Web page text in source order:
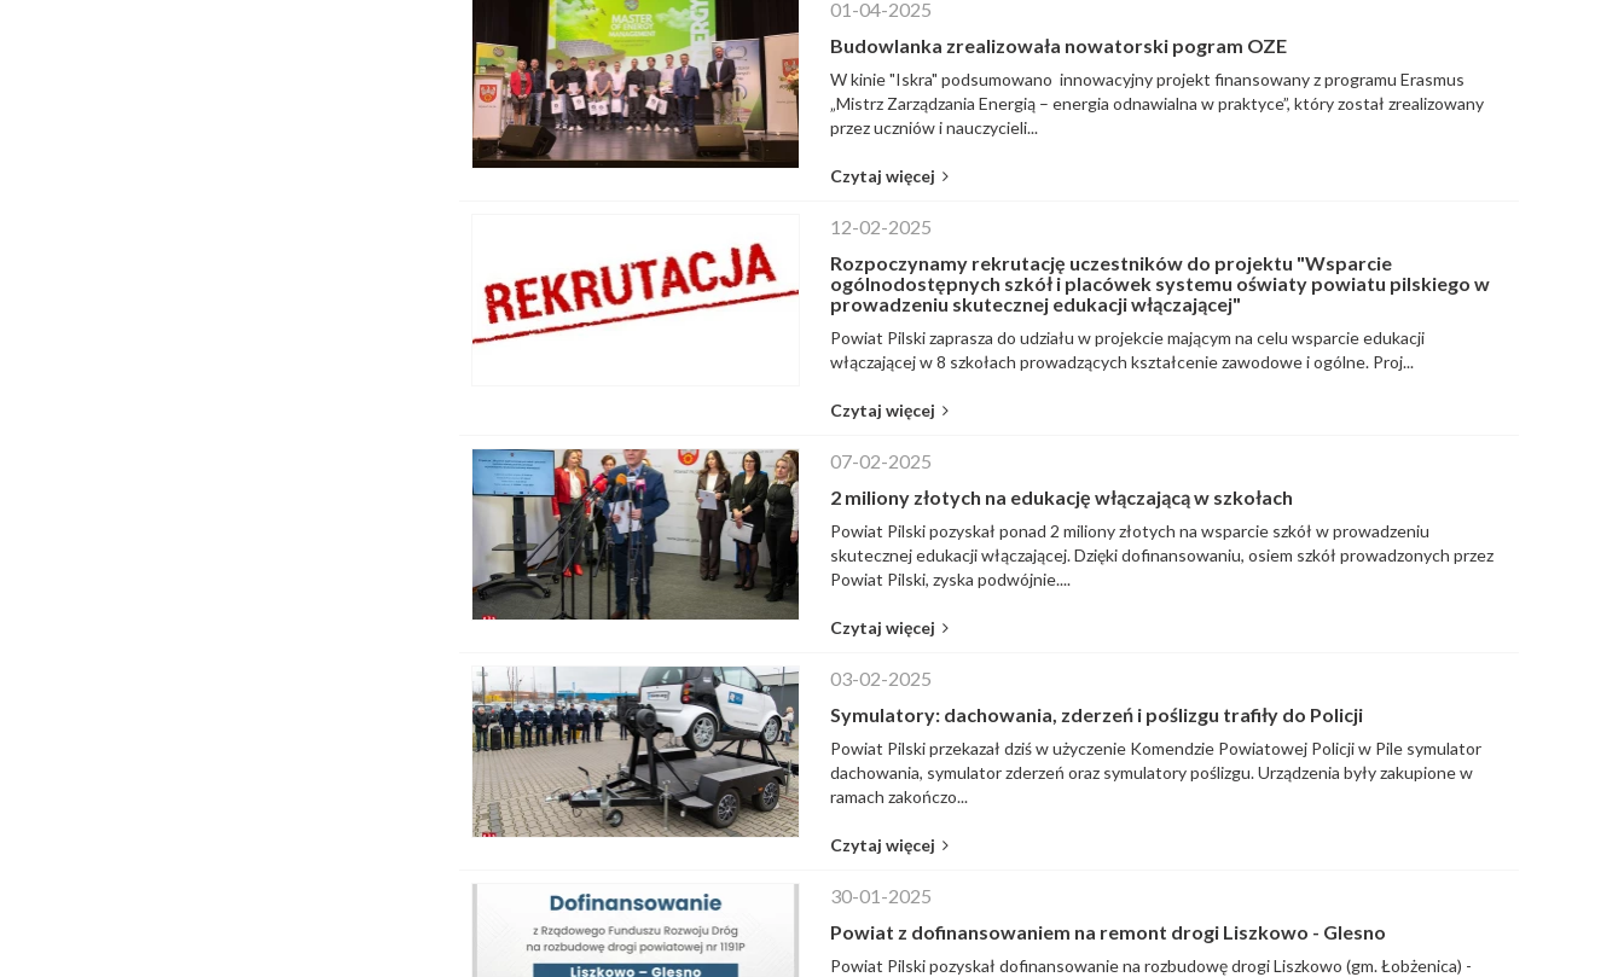
01-04-2025
Budowlanka zrealizowała nowatorski pogram OZE
W kinie "Iskra" podsumowano innowacyjny projekt finansowany z programu Erasmus
„Mistrz Zarządzania Energią – energia odnawialna w praktyce”, który został zrealizowany
przez uczniów i nauczycieli...
Czytaj więcej
12-02-2025
Rozpoczynamy rekrutację uczestników do projektu "Wsparcie
ogólnodostępnych szkół i placówek systemu oświaty powiatu pilskiego w
prowadzeniu skutecznej edukacji włączającej"
Powiat Pilski zaprasza do udziału w projekcie mającym na celu wsparcie edukacji
włączającej w 8 szkołach prowadzących kształcenie zawodowe i ogólne. Proj...
Czytaj więcej
07-02-2025
2 miliony złotych na edukację włączającą w szkołach
Powiat Pilski pozyskał ponad 2 miliony złotych na wsparcie szkół w prowadzeniu
skutecznej edukacji włączającej. Dzięki dofinansowaniu, osiem szkół prowadzonych przez
Powiat Pilski, zyska podwójnie....
Czytaj więcej
03-02-2025
Symulatory: dachowania, zderzeń i poślizgu trafiły do Policji
Powiat Pilski przekazał dziś w użyczenie Komendzie Powiatowej Policji w Pile symulator
dachowania, symulator zderzeń oraz symulatory poślizgu. Urządzenia były zakupione w
ramach zakończo...
Czytaj więcej
30-01-2025
Powiat z dofinansowaniem na remont drogi Liszkowo - Glesno
Powiat Pilski pozyskał dofinansowanie na rozbudowę drogi Liszkowo (gm. Łobżenica) -